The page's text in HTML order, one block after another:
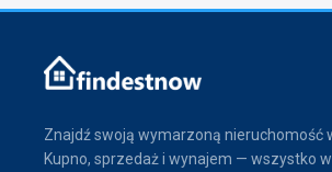
Znajdź swoją wymarzoną nieruchomość
Kupno, sprzedaż i wynajem — wszystko